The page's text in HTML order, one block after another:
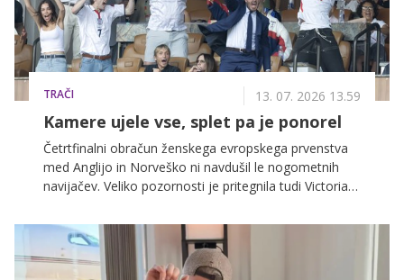
TRAČI 13. 07. 2026 13.59
Kamere ujele vse, splet pa je ponorel
Četrtfinalni obračun ženskega evropskega prvenstva
med Anglijo in Norveško ni navdušil le nogometnih
navijačev. Veliko pozornosti je pritegnila tudi Victoria
mož David Beckham pa se ob tem ni mogel upreti
zbadljivki.